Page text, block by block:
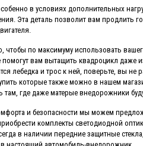
в условиях дополнительных
Эта деталь позволит вам продлить
чтобы по максимуму использовать
помогут вам вытащить квадроцикл даже
лебедка и трос к ней, поверьте, вы не
которые также можно в нашем
там, где даже матерые внедорожники
и безопасности мы можем
комплекты светодиодной
в наличии передние защитные